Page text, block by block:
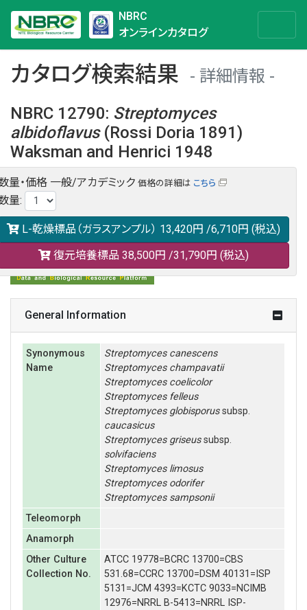
NBRC
オンラインカタログ
カタログ検索結果
詳細情報
NBRC 12790: Streptomyces
albidoflavus(Rossi Doria 1891)
Waksman and Henrici 1948
NBRC 12790の情報や関連データは以下のバナー(DBRP)か
らご覧ください。
日本語での検索も可能です。
量・価格 一般/アカデミック 価格の詳細は こちら
量:
L-乾燥標品（ガラスアンプル） 13,420円 /6,710円 (税込)
復元培養標品 38,500円 /31,790円 (税込)
General Information
Synonymous
Name
Streptomyces canescens
Streptomyces champavatii
Streptomyces coelicolor
Streptomyces felleus
Streptomyces globisporussubsp.
caucasicus
Streptomyces griseussubsp.
solvifaciens
Streptomyces limosus
Streptomyces odorifer
Streptomyces sampsonii
Teleomorph
Anamorph
Other Culture
Collection No.
ATCC 19778=BCRC 13700=CBS
531.68=CCRC 13700=DSM 40131=ISP
5131=JCM 4393=KCTC 9033=NCIMB
12976=NRRL B-5413=NRRL ISP-